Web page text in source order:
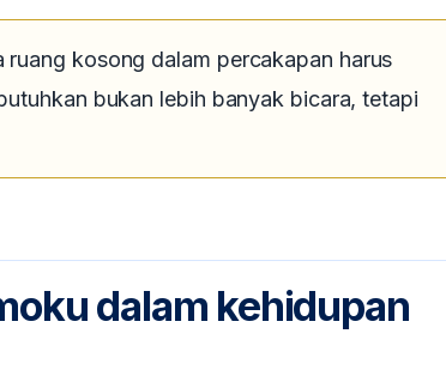
ruang kosong dalam percakapan harus
bukan lebih banyak bicara, tetapi
dalam kehidupan